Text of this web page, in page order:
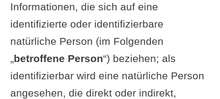
Informationen, die sich auf eine
identifizierte oder identifizierbare
natürliche Person (im Folgenden
„betroffene Person“) beziehen; als
identifizierbar wird eine natürliche Person
angesehen, die direkt oder indirekt,